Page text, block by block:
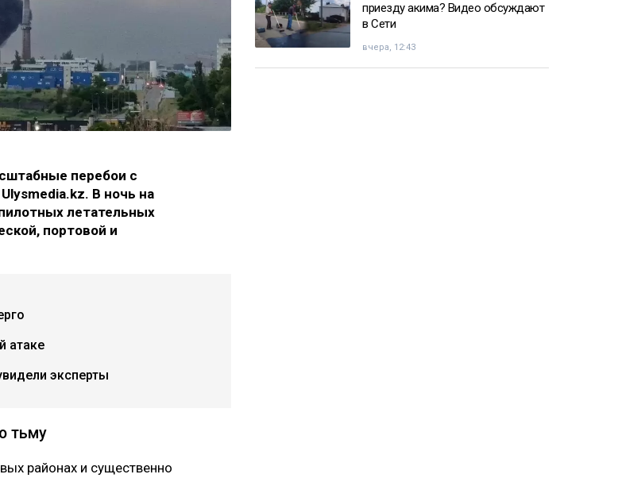
перебои с
В ночь на
летательных
портовой и
атаке
эксперты
тьму
районах и существенно
приезду акима? Видео обсуждают
в Сети
вчера, 12:43